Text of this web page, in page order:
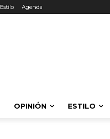
Estilo Agenda
OPINIÓN ESTILO